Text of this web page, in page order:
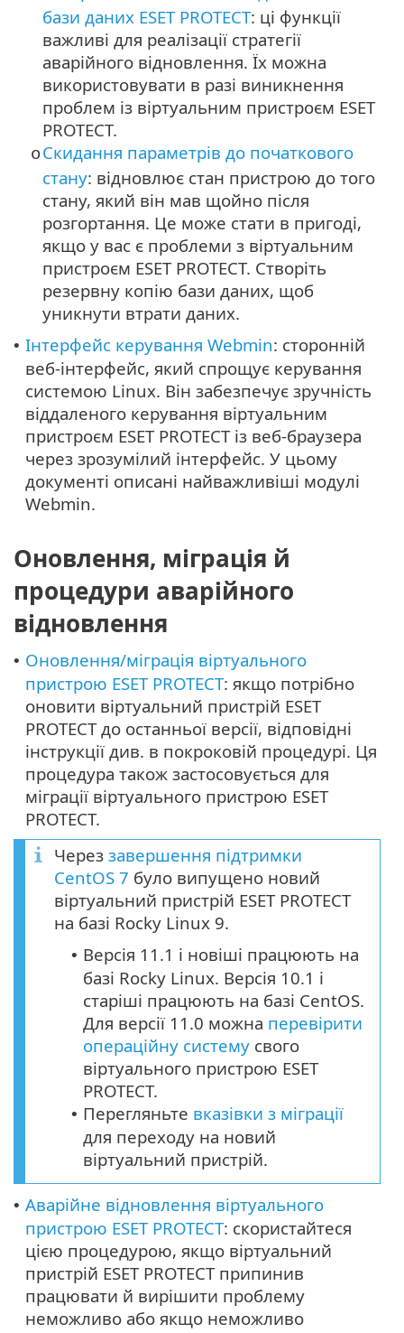
бази даних ESET PROTECT: ці функції
важливі для реалізації стратегії
аварійного відновлення. Їх можна
використовувати в разі виникнення
проблем із віртуальним пристроєм ESET
PROTECT.
oСкидання параметрів до початкового
стану: відновлює стан пристрою до того
стану, який він мав щойно після
розгортання. Це може стати в пригоді,
якщо у вас є проблеми з віртуальним
пристроєм ESET PROTECT. Створіть
резервну копію бази даних, щоб
уникнути втрати даних.
• Інтерфейс керування Webmin: сторонній
веб-інтерфейс, який спрощує керування
системою Linux. Він забезпечує зручність
віддаленого керування віртуальним
пристроєм ESET PROTECT із веб-браузера
через зрозумілий інтерфейс. У цьому
документі описані найважливіші модулі
Webmin.
Оновлення, міграція й
процедури аварійного
відновлення
• Оновлення/міграція віртуального
пристрою ESET PROTECT: якщо потрібно
оновити віртуальний пристрій ESET
PROTECT до останньої версії, відповідні
інструкції див. в покроковій процедурі. Ця
процедура також застосовується для
міграції віртуального пристрою ESET
PROTECT.
Через завершення підтримки
CentOS 7 було випущено новий
віртуальний пристрій ESET PROTECT
на базі Rocky Linux 9.
• Версія 11.1 і новіші працюють на
базі Rocky Linux. Версія 10.1 і
старіші працюють на базі CentOS.
Для версії 11.0 можна перевірити
операційну систему свого
віртуального пристрою ESET
PROTECT.
• Перегляньте вказівки з міграції
для переходу на новий
віртуальний пристрій.
• Аварійне відновлення віртуального
пристрою ESET PROTECT: скористайтеся
цією процедурою, якщо віртуальний
пристрій ESET PROTECT припинив
працювати й вирішити проблему
неможливо або якщо неможливо